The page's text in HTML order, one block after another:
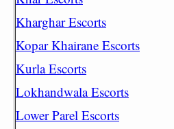
Kharghar Escorts
Kopar Khairane Escorts
Kurla Escorts
Lokhandwala Escorts
Lower Parel Escorts